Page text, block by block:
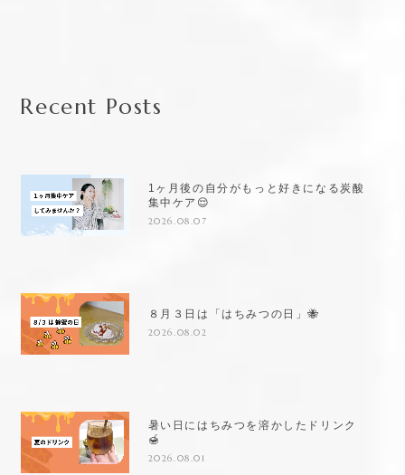
Recent Posts
1ヶ月後の自分がもっと好きになる炭酸
集中ケア😌
2026.08.07
８月３日は「はちみつの日」🐝
2026.08.02
暑い日にはちみつを溶かしたドリンク
🍯
2026.08.01